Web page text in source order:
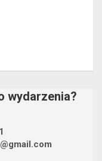
wydarzenia?